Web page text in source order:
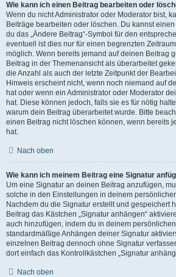
Wie kann ich einen Beitrag bearbeiten oder
Wenn du nicht Administrator oder Moderator bist,
Beiträge bearbeiten oder löschen. Du kannst
du das „Ändere Beitrag“-Symbol für den
eventuell ist dies nur für einen begrenzten
möglich. Wenn bereits jemand auf deinen Beitrag
Beitrag in der Themenansicht als überarbeitet
die Anzahl als auch der letzte Zeitpunkt der
Hinweis erscheint nicht, wenn noch niemand auf
hat oder wenn ein Administrator oder Moderator
hat. Diese können jedoch, falls sie es für nötig
warum dein Beitrag überarbeitet wurde. Bitte
einen Beitrag nicht löschen können, wenn bereits
hat.
Nach oben
Wie kann ich meinem Beitrag eine Signatur
Um eine Signatur an deinen Beitrag anzufügen,
solche in den Einstellungen in deinem
Nachdem du die Signatur erstellt und gespeichert
Beitrag das Kästchen „Signatur anhängen“
auch hinzufügen, indem du in deinem
standardmäßige Anhängen deiner Signatur
einzelnen Beitrag dennoch ohne Signatur
dort einfach das Kontrollkästchen „Signatur
Nach oben